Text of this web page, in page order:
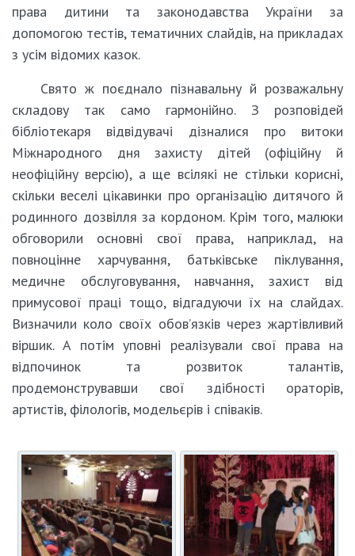
права дитини та законодавства України за
допомогою тестів, тематичних слайдів, на прикладах
з усім відомих казок.
Свято ж поєднало пізнавальну й розважальну
складову так само гармонійно. З розповідей
бібліотекаря відвідувачі дізналися про витоки
Міжнародного дня захисту дітей (офіційну й
неофіційну версію), а ще всілякі не стільки корисні,
скільки веселі цікавинки про організацію дитячого й
родинного дозвілля за кордоном. Крім того, малюки
обговорили основні свої права, наприклад, на
повноцінне харчування, батьківське піклування,
медичне обслуговування, навчання, захист від
примусової праці тощо, відгадуючи їх на слайдах.
Визначили коло своїх обов’язків через жартівливий
віршик. А потім уповні реалізували свої права на
відпочинок та розвиток талантів,
продемонструвавши свої здібності ораторів,
артистів, філологів, модельєрів і співаків.